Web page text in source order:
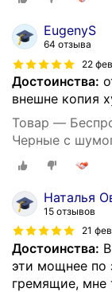
EugenyS
64 отзыва
22
Достоинства:
внешне копия
Товар —
Черные с
iPhone/Android
Наталья
15 отзывов
21
Достоинства:
эти мощнее по
гремящие, мне